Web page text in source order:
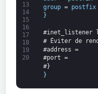
13
14
15
16
17
18
19
20
group =
postfix
}
#inet_listener
# Éviter de
#address =
#port =
#}
}